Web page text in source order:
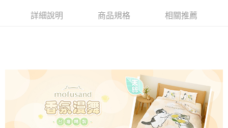
每筆NT$60，滿NT$699(含以上)免運費
每筆NT$80，滿NT$699(含以上)免運費
詳細說明 商品規格 相關推薦